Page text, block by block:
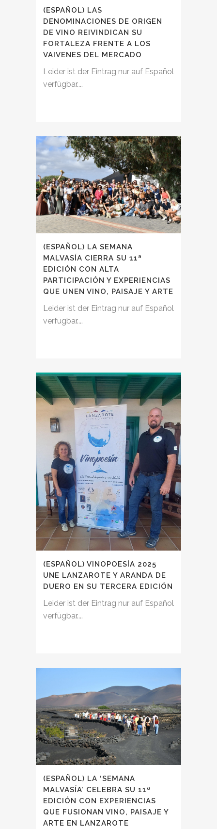
(ESPAÑOL) LAS
DENOMINACIONES DE ORIGEN
DE VINO REIVINDICAN SU
FORTALEZA FRENTE A LOS
VAIVENES DEL MERCADO
Leider ist der Eintrag nur auf Español
verfügbar....
(ESPAÑOL) LA SEMANA
MALVASÍA CIERRA SU 11ª
EDICIÓN CON ALTA
PARTICIPACIÓN Y EXPERIENCIAS
QUE UNEN VINO, PAISAJE Y ARTE
Leider ist der Eintrag nur auf Español
verfügbar....
(ESPAÑOL) VINOPOESÍA 2025
UNE LANZAROTE Y ARANDA DE
DUERO EN SU TERCERA EDICIÓN
Leider ist der Eintrag nur auf Español
verfügbar....
(ESPAÑOL) LA ‘SEMANA
MALVASÍA’ CELEBRA SU 11ª
EDICIÓN CON EXPERIENCIAS
QUE FUSIONAN VINO, PAISAJE Y
ARTE EN LANZAROTE